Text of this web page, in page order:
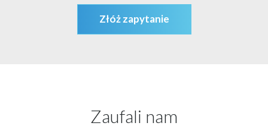
Złóż zapytanie
Zaufali nam